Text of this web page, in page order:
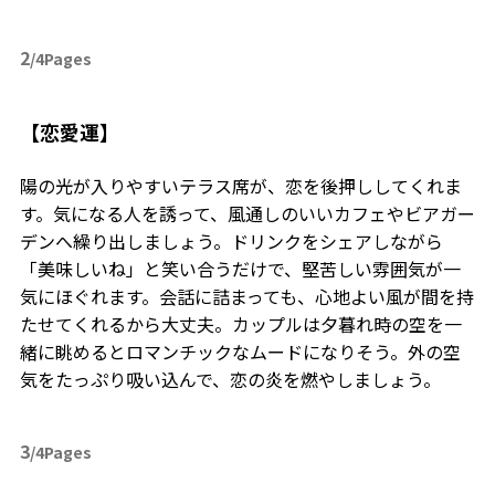
2/4Pages
【恋愛運】
陽の光が入りやすいテラス席が、恋を後押ししてくれま
す。気になる人を誘って、風通しのいいカフェやビアガー
デンへ繰り出しましょう。ドリンクをシェアしながら
「美味しいね」と笑い合うだけで、堅苦しい雰囲気が一
気にほぐれます。会話に詰まっても、心地よい風が間を持
たせてくれるから大丈夫。カップルは夕暮れ時の空を一
緒に眺めるとロマンチックなムードになりそう。外の空
気をたっぷり吸い込んで、恋の炎を燃やしましょう。
3/4Pages